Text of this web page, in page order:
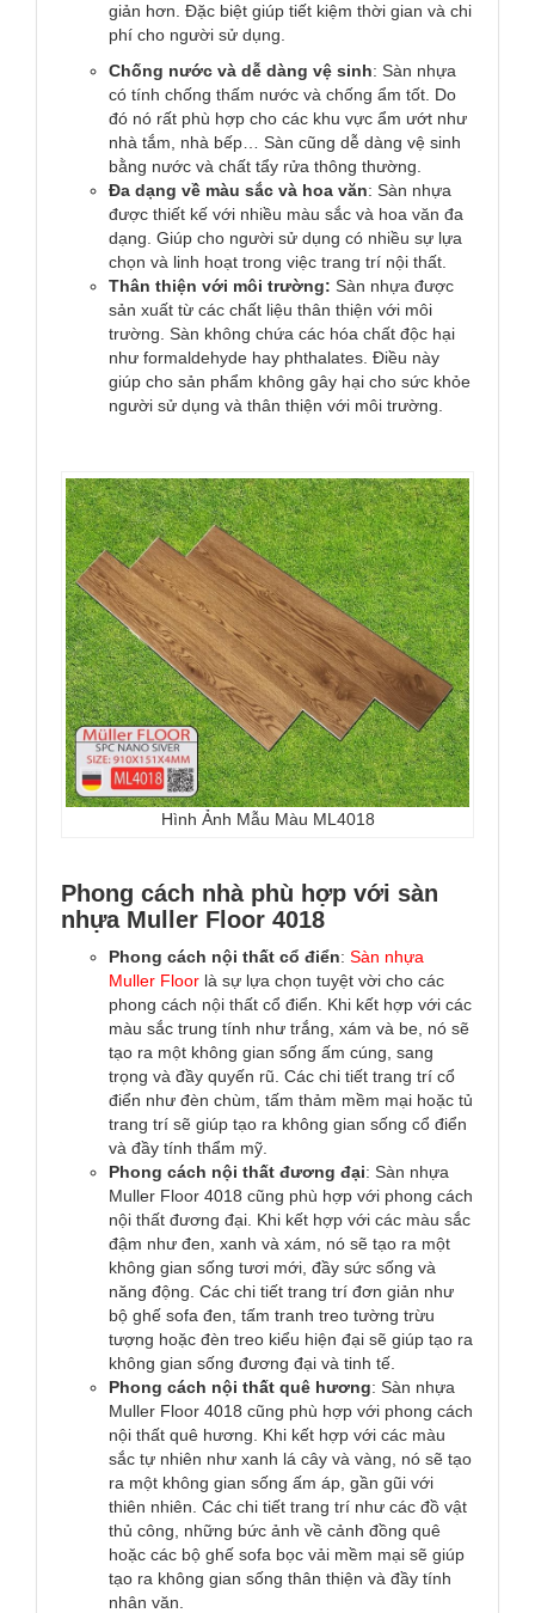
giản hơn. Đặc biệt giúp tiết kiệm thời gian và chi
phí cho người sử dụng.
Chống nước và dễ dàng vệ sinh: Sàn nhựa
có tính chống thấm nước và chống ẩm tốt. Do
đó nó rất phù hợp cho các khu vực ẩm ướt như
nhà tắm, nhà bếp… Sàn cũng dễ dàng vệ sinh
bằng nước và chất tẩy rửa thông thường.
Đa dạng về màu sắc và hoa văn: Sàn nhựa
được thiết kế với nhiều màu sắc và hoa văn đa
dạng. Giúp cho người sử dụng có nhiều sự lựa
chọn và linh hoạt trong việc trang trí nội thất.
Thân thiện với môi trường: Sàn nhựa được
sản xuất từ các chất liệu thân thiện với môi
trường. Sàn không chứa các hóa chất độc hại
như formaldehyde hay phthalates. Điều này
giúp cho sản phẩm không gây hại cho sức khỏe
người sử dụng và thân thiện với môi trường.
Hình Ảnh Mẫu Màu ML4018
Phong cách nhà phù hợp với sàn
nhựa Muller Floor 4018
Phong cách nội thất cổ điển: Sàn nhựa
Muller Floor là sự lựa chọn tuyệt vời cho các
phong cách nội thất cổ điển. Khi kết hợp với các
màu sắc trung tính như trắng, xám và be, nó sẽ
tạo ra một không gian sống ấm cúng, sang
trọng và đầy quyến rũ. Các chi tiết trang trí cổ
điển như đèn chùm, tấm thảm mềm mại hoặc tủ
trang trí sẽ giúp tạo ra không gian sống cổ điển
và đầy tính thẩm mỹ.
Phong cách nội thất đương đại: Sàn nhựa
Muller Floor 4018 cũng phù hợp với phong cách
nội thất đương đại. Khi kết hợp với các màu sắc
đậm như đen, xanh và xám, nó sẽ tạo ra một
không gian sống tươi mới, đầy sức sống và
năng động. Các chi tiết trang trí đơn giản như
bộ ghế sofa đen, tấm tranh treo tường trừu
tượng hoặc đèn treo kiểu hiện đại sẽ giúp tạo ra
không gian sống đương đại và tinh tế.
Phong cách nội thất quê hương: Sàn nhựa
Muller Floor 4018 cũng phù hợp với phong cách
nội thất quê hương. Khi kết hợp với các màu
sắc tự nhiên như xanh lá cây và vàng, nó sẽ tạo
ra một không gian sống ấm áp, gần gũi với
thiên nhiên. Các chi tiết trang trí như các đồ vật
thủ công, những bức ảnh về cảnh đồng quê
hoặc các bộ ghế sofa bọc vải mềm mại sẽ giúp
tạo ra không gian sống thân thiện và đầy tính
nhân văn.